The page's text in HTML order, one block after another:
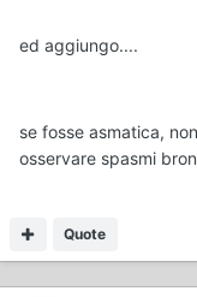
ed aggiungo....
se fosse asmatica,
osservare spasmi
Quote